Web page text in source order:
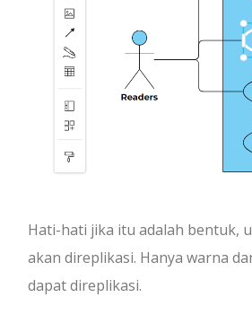
Hati-hati jika itu adalah bentuk,
akan direplikasi. Hanya warna
dapat direplikasi.